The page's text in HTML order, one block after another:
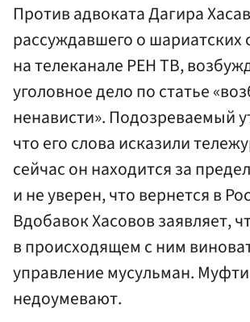
Против адвоката Дагира
рассуждавшего о шариатских
на телеканале РЕН ТВ,
уголовное дело по статье
ненависти». Подозреваемый
что его слова исказили
сейчас он находится за
и не уверен, что вернется в
Вдобавок Хасовов заявляет,
в происходящем с ним
управление мусульман.
недоумевают.